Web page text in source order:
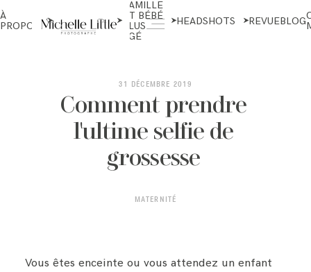
À
PROPOS
NÉS ET
MATERNITÉ
FAMILLE
ET BÉBÉ
PLUS
ÂGÉ
HEADSHOTS REVUEBLOG
31 DÉCEMBRE 2019
Comment prendre
l'ultime selfie de
grossesse
MATERNITÉ
Vous êtes enceinte ou vous attendez un enfant
ABOUT
NEWBORN & MATERNITY
FAMILY & OLDER BABY